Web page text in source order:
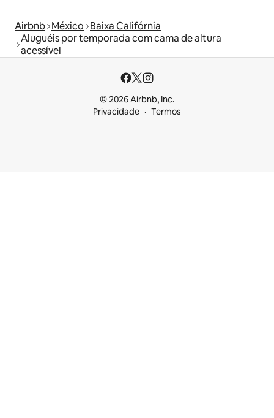
Airbnb México Baixa Califórnia
Aluguéis por temporada com cama de altura
acessível
© 2026 Airbnb, Inc.
Privacidade
Termos